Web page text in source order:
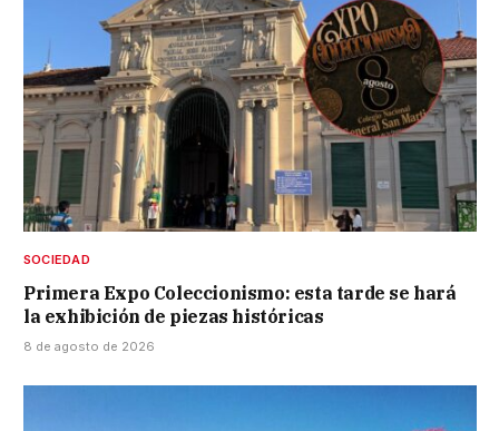
SOCIEDAD
Primera Expo Coleccionismo: esta tarde se hará
la exhibición de piezas históricas
8 de agosto de 2026